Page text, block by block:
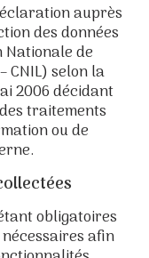
auprès
des données
Nationale de
CNIL) selon la
2006 décidant
traitements
ou de
obligatoires
afin